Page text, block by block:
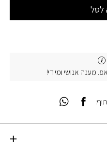
לסל
מענה אנושי ומיידי!